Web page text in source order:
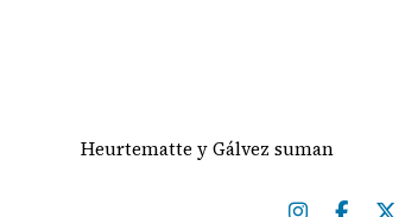
Heurtematte y Gálvez suman medallas de